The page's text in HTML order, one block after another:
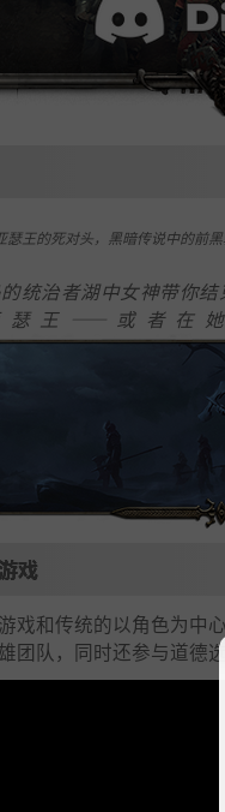
瑟王的死对头，黑暗传说中的前
统治者湖中女神带你
瑟王——或者在
戏
戏和传统的以角色为中
团队，同时还参与道德